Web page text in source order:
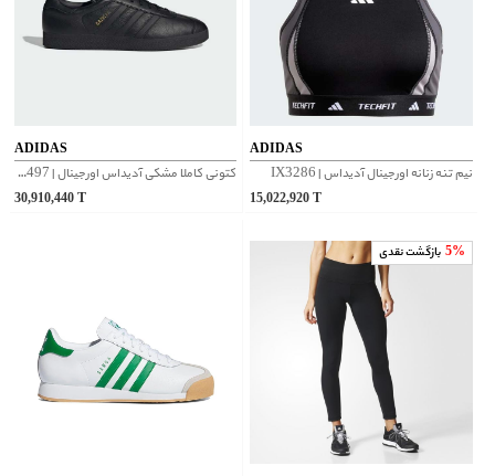
ADIDAS
کتونی کاملا مشکی آدیداس اورجینال | BB5497
30,910,440
ADIDAS
نیم تنه زنانه اورجینال آدیداس | IX3286
15,022,920
5% بازگشت نقدی